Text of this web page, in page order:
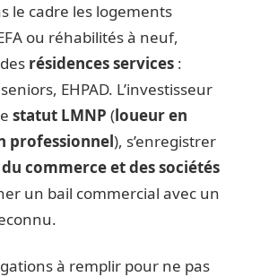
le cadre les logements
ou réhabilités à neuf,
résidences services :
EHPAD. L’investisseur
statut LMNP (loueur en
professionnel), s’enregistrer
commerce et des sociétés
un bail commercial avec un
à remplir pour ne pas